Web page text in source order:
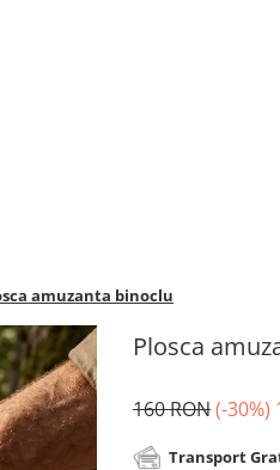
amuzanta binoclu
Plosca
160 RON(-30%)
Transport